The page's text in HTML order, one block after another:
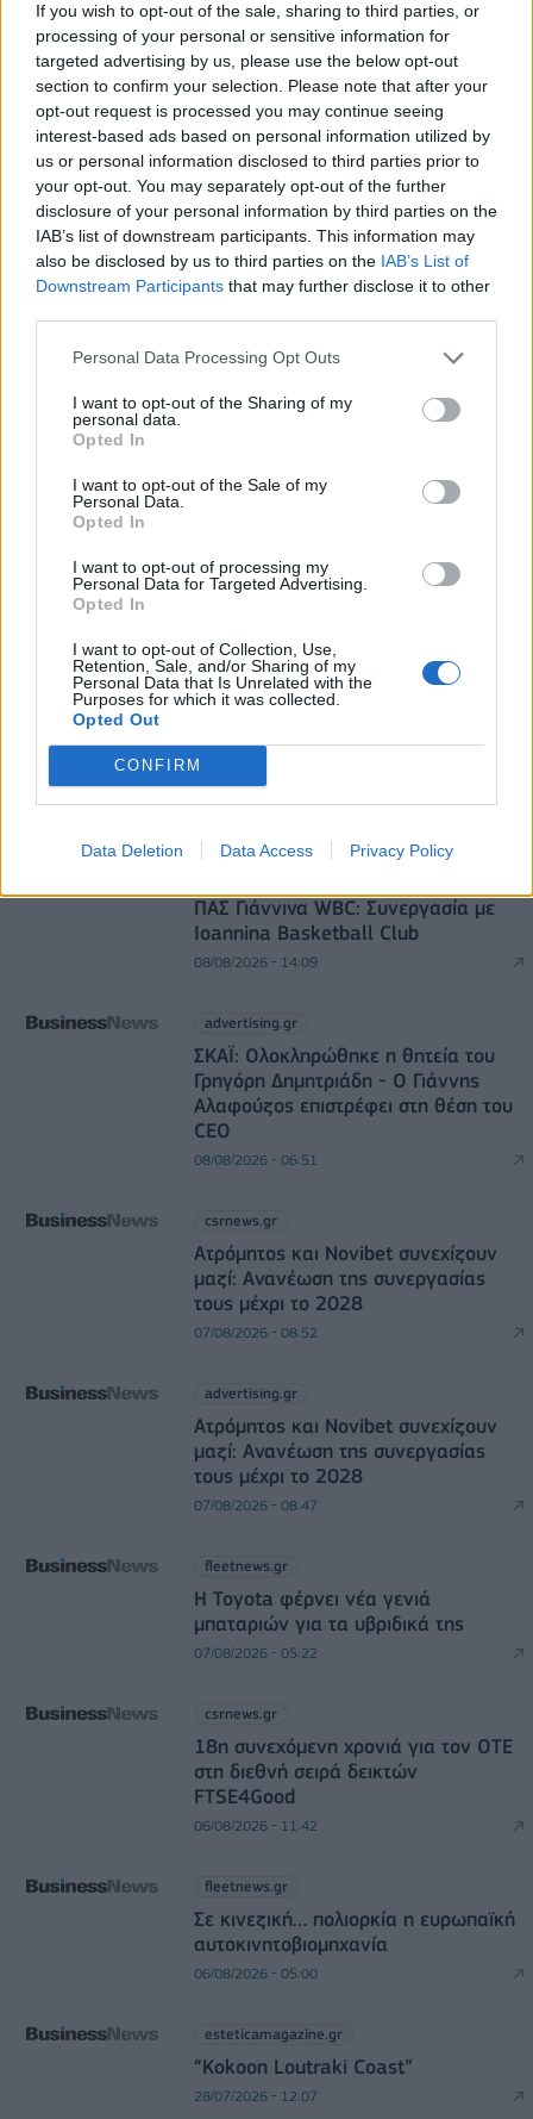
If you wish to opt-out of the sale, sharing to third parties, or
processing of your personal or sensitive information for
targeted advertising by us, please use the below opt-out
section to confirm your selection. Please note that after your
opt-out request is processed you may continue seeing
interest-based ads based on personal information utilized by
us or personal information disclosed to third parties prior to
your opt-out. You may separately opt-out of the further
disclosure of your personal information by third parties on the
IAB’s list of downstream participants. This information may
also be disclosed by us to third parties on the IAB’s List of
Downstream Participants that may further disclose it to other
Personal Data Processing Opt Outs
I want to opt-out of the Sharing of my
personal data.
Opted In
I want to opt-out of the Sale of my
Personal Data.
Opted In
I want to opt-out of processing my
Personal Data for Targeted Advertising.
Opted In
I want to opt-out of Collection, Use,
Retention, Sale, and/or Sharing of my
Personal Data that Is Unrelated with the
Purposes for which it was collected.
Opted Out
CONFIRM
Data Deletion Data Access Privacy Policy
Όμιλος ΔΕΗ: Νέα συμφωνία για χαρτοφυλάκιο
έργων ΑΠΕ άνω των 2 GW σε Πολωνία και
Ουγγαρία
08/08/2026 - 10:26 ΕΝΕΡΓΕΙΑ
5G παντού, 6G στον ορίζοντα: Πού βρίσκεται η
Ελλάδα στη μεγάλη τεχνολογική μετάβαση
08/08/2026 - 10:54 ΤΕΧΝΟΛΟΓΙΑ
ΣΚΑΪ: Ολοκληρώθηκε η θητεία του Γρηγόρη
Δημητριάδη - Ο Γιάννης Αλαφούζος επιστρέφει
στη θέση του CEO
08/08/2026 - 10:02 MEDIA
Χρηματιστήριο Αθηνών: Εβδομαδιαία άνοδος
1,76%, κέρδη 23,31% από τις αρχές του έτους
08/08/2026 - 12:36
DIRECTION BUSINESS NETWORK
allstarbasket.gr
Βουλγαρία και θα διεκδικήσει την 5η
θέση
ΠΑΣ Γιάννινα WBC: Συνεργασία με
Ioannina Basketball Club
08/08/2026 - 14:09
advertising.gr
ΣΚΑΪ: Ολοκληρώθηκε η θητεία του
Γρηγόρη Δημητριάδη - Ο Γιάννης
Αλαφούζος επιστρέφει στη θέση του
CEO
08/08/2026 - 06:51
csrnews.gr
Ατρόμητος και Novibet συνεχίζουν
μαζί: Ανανέωση της συνεργασίας
τους μέχρι το 2028
07/08/2026 - 08:52
advertising.gr
Ατρόμητος και Novibet συνεχίζουν
μαζί: Ανανέωση της συνεργασίας
τους μέχρι το 2028
07/08/2026 - 08:47
fleetnews.gr
Η Toyota φέρνει νέα γενιά
μπαταριών για τα υβριδικά της
07/08/2026 - 05:22
csrnews.gr
18η συνεχόμενη χρονιά για τον ΟΤΕ
στη διεθνή σειρά δεικτών
FTSE4Good
06/08/2026 - 11:42
fleetnews.gr
Σε κινεζική… πολιορκία η ευρωπαϊκή
αυτοκινητοβιομηχανία
06/08/2026 - 05:00
esteticamagazine.gr
“Kokoon Loutraki Coast”
28/07/2026 - 12:07